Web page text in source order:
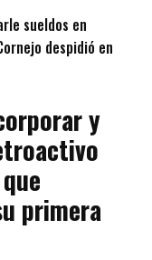
y
primera